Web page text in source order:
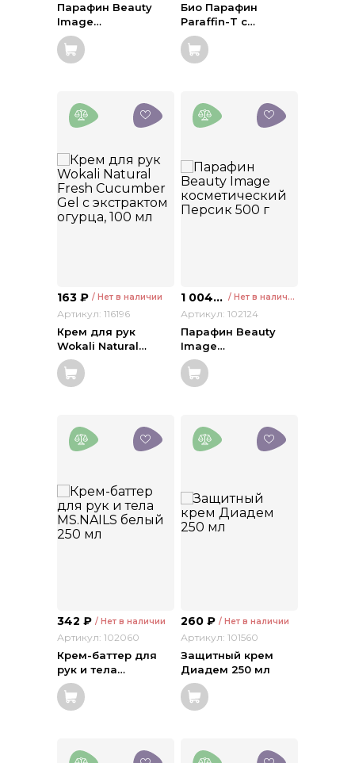
Парафин Beauty
Image…
Био Парафин
Paraffin-T с…
163 ₽ / Нет в наличии
Артикул: 116196
Крем для рук
Wokali Natural…
1 004
₽ / Нет в наличии
Артикул: 102124
Парафин Beauty
Image…
342 ₽ / Нет в наличии
Артикул: 102060
Крем-баттер для
рук и тела…
260 ₽ / Нет в наличии
Артикул: 101560
Защитный крем
Диадем 250 мл